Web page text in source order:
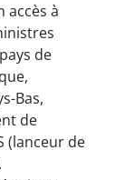
accès à
de
Bas,
de
(lanceur de